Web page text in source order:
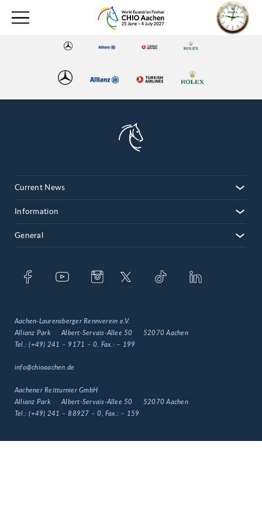
Current News
Information
General
Aachen-Laurensberger Rennverein e.V.
Allianz Park
Albert-Servais-Allee 50
52070 Aachen
Tel.:(+49) 241 – 9171 – 0 , Fax.: – 199
info@chioaachen.de
Aachener Reitturnier GmbH
Allianz Park
Albert-Servais-Allee 50
52070 Aachen
Tel.:(+49) 241 – 88927 – 0 , Fax.: – 159